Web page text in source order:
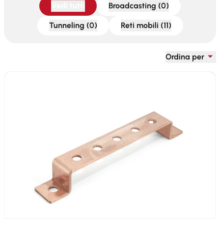
Broadcasting (0)
Tunneling (0) Reti mobili (11)
Ordina per